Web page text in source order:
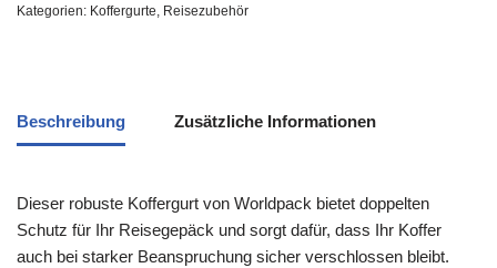
Kategorien: Koffergurte, Reisezubehör
Beschreibung Zusätzliche Informationen
Dieser robuste Koffergurt von Worldpack bietet doppelten
Schutz für Ihr Reisegepäck und sorgt dafür, dass Ihr Koffer
auch bei starker Beanspruchung sicher verschlossen bleibt.